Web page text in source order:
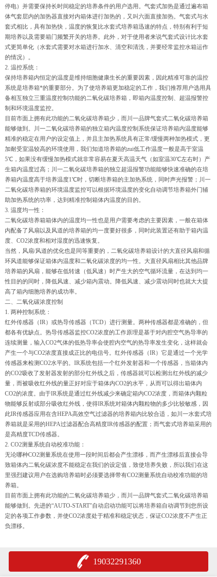
停电）并需要保持长时间稳定的培养条件的用户选用。气套式加热是通过遍布箱
体气套层内的加热器直接对内箱体进行加热的，又叫六面直接加热。气套式与水
套式相比，具有加热快，温度的恢复比水套式培养箱迅速的特点，特别有利于短
期培养以及需要箱门频繁开关的培养。此外，对于使用者来说气套式设计比水套
式更简单化（水套式需要对水箱进行加水、清空和清洗，并要经常监控水箱运作
的情况）。
2. 温控系统：
保持培养箱内恒定的温度是维持细胞健康生长的重要因素，因此精准可靠的温控
系统是培养箱*的重要部分。为了使培养箱更加稳定的工作，我们推荐用户选用具
备相互独立三重温度控制功能的二氧化碳培养箱，即箱内温度控制、超温报警控
制和环境温度监控。
目前市面上拥有此功能的二氧化碳培养箱少，而川一品牌气套式二氧化碳培养箱
能够做到。川一二氧化碳培养箱的独立箱内温度控制系统保证培养箱内温度能够
精准的稳定在用户的设定值上，并且主加热系统具有正常/缓慢两种加热模式，更
加耐受室温较高的环境使用，我们知道培养箱的zui低工作温度一般是高于室温
5℃，如果没有缓慢加热模式就非常容易在夏天高温天气（如室温30℃左右时）产
生箱内温度过高；川一二氧化碳培养箱的独立超温报警功能能够快速准确的在培
养箱内温度高于培养温度1℃时，切断培养箱的主加热系统，同时声光报警；川一
二氧化碳培养箱的环境温度监控可以根据环境温度的变化自动调节培养箱外门辅
助加热系统的功率，达到精准控制箱体内温度的目的。
3. 温度均一性：
二氧化碳培养箱箱体内的温度均一性也是用户需要考虑的主要因素，一般在箱体
内配备了风扇以及风道的培养箱的均一度要好很多，同时此装置还有助于箱内温
度、CO2浓度和相对湿度的迅速恢复。
当然，风扇/风道的优化也是同等重要的，二氧化碳培养箱设计的大直径风扇和循
环风道能够保证箱体内温度和二氧化碳浓度的均一性。大直径风扇相比其他品牌
培养箱的风扇，能够在低转速（低风速）时产生大的空气循环流量，在达到均一
性目的的同时，降低风速、减少箱内震动。降低风速、减少震动同时也就大大提
高了箱内细胞培养的成功率。
二、二氧化碳浓度控制
1. 两种控制系统：
红外传感器（IR）或热导传感器（TCD）进行测量。两种传感器都是准确的，但
都各有优缺点。热导传感器监控CO2浓度的工作原理是基于对内腔空气热导率的
连续测量，输入CO2气体的低热导率会使腔内空气的热导率发生变化，这样就会
产生一个与CO2浓度直接成正比的电信号。红外传感器（IR）它是通过一个光学
传感器来检测CO2水平的。IR系统包括一个红外发射器和一个传感器，当箱体内
的CO2吸收了发射器发射的部分红外线之后，传感器就可以检测出红外线的减少
量，而被吸收红外线的量正好对应于箱体内CO2的水平，从而可以得出箱体内
CO2的浓度。由于IR系统是通过红外线减少来确定箱内CO2浓度，而箱体内颗粒
物能够反射或部分吸收红外线，使得IR系统对箱体内颗粒物的多少比较敏感，因
此IR传感器应用在含HEPA高效空气过滤器的培养箱内比较合适，如川一水套式培
养箱就是采用的HEPA过滤器配合高精度IR传感器的配置；而气套式培养箱采用的
是高精度TCD传感器。
2. CO2测量系统自动校准功能：
无论哪种CO2测量系统在使用一段时间后都会产生漂移，而产生漂移后直接会导
致箱体内二氧化碳浓度不能稳定在我们的设定值，致使培养失败，所以我们在这
里强烈建议用户在选购培养箱时必须要选择带有CO2测量系统自动校准功能的培
养箱。
目前市面上拥有此功能的二氧化碳培养箱少，而川一品牌气套式二氧化碳培养箱
能够做到。先进的“AUTO-START"自动启动功能可以将培养箱自动调节到您所设
定的各项工作参数，并使CO2浓度处于精准和稳定状态，保证CO2浓度不产生正
负漂移。
19032291360